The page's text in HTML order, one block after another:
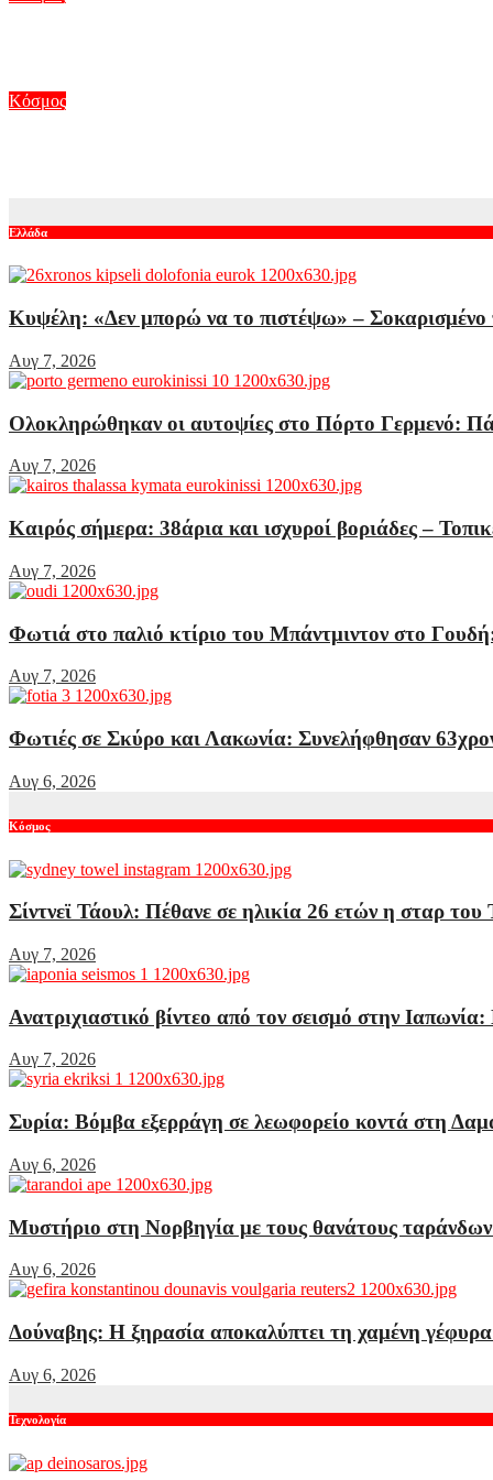
Κόσμος
Ελλάδα
Κυψέλη: «Δεν μπορώ να το πιστέψω» – Σοκαρισμένο
Αυγ 7, 2026
Ολοκληρώθηκαν οι αυτοψίες στο Πόρτο Γερμενό:
Αυγ 7, 2026
Καιρός σήμερα: 38άρια και ισχυροί βοριάδες –
Αυγ 7, 2026
Φωτιά στο παλιό κτίριο του Μπάντμιντον στο
Αυγ 7, 2026
Φωτιές σε Σκύρο και Λακωνία: Συνελήφθησαν
Αυγ 6, 2026
Κόσμος
Σίντνεϊ Τάουλ: Πέθανε σε ηλικία 26 ετών η σταρ
Αυγ 7, 2026
Ανατριχιαστικό βίντεο από τον σεισμό στην
Αυγ 7, 2026
Συρία: Βόμβα εξερράγη σε λεωφορείο κοντά στη
Αυγ 6, 2026
Μυστήριο στη Νορβηγία με τους θανάτους
Αυγ 6, 2026
Δούναβης: Η ξηρασία αποκαλύπτει τη χαμένη
Αυγ 6, 2026
Τεχνολογία